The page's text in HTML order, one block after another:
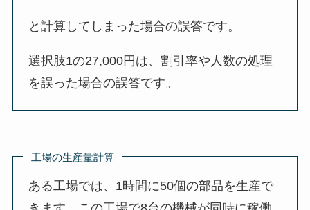
と計算してしまった場合の誤答です。
選択肢1の27,000円は、割引率や人数の処理
を誤った場合の誤答です。
工場の生産量計算
ある工場では、1時間に50個の部品を生産で